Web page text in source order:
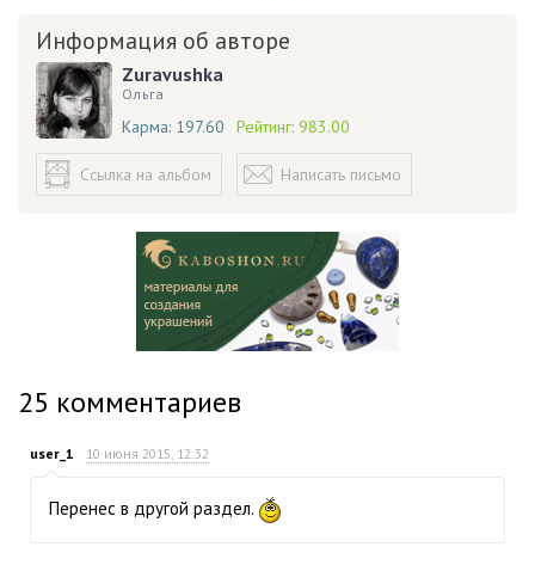
Информация об авторе
Zuravushka
Ольга
Карма: 197.60 Рейтинг: 983.00
Ссылка на альбом Написать письмо
25 комментариев
user_1 10 июня 2015, 12:32
Перенес в другой раздел.